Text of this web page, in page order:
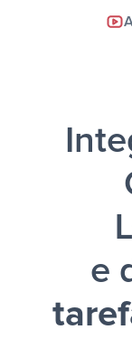
e